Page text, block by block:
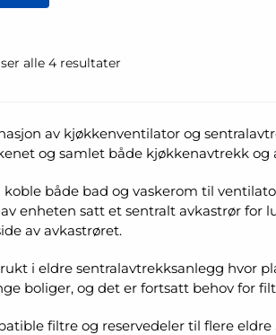
alle 4 resultater
av kjøkkenventilator og
og samlet både kjøkkenavtrekk
både bad og vaskerom til
enheten satt et sentralt avkastrør for
av avkastrøret.
i eldre sentralavtrekksanlegg hvor
boliger, og det er fortsatt behov for
filtre og reservedeler til flere